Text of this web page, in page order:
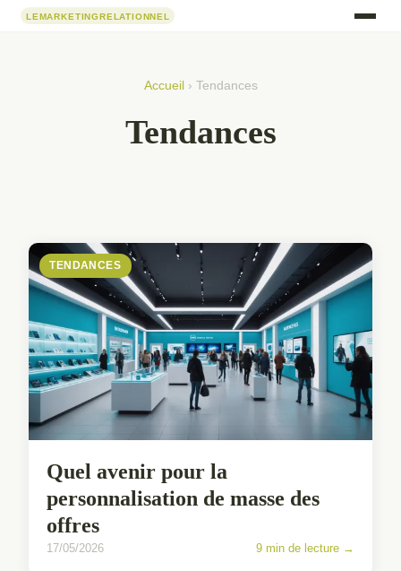
Accueil › Tendances
Tendances
TENDANCES
Quel avenir pour la
personnalisation de masse des
offres
17/05/2026 9 min de lecture →